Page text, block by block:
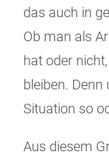
das auch in
Ob man als
hat oder
bleiben.
Situation so
Aus diesem